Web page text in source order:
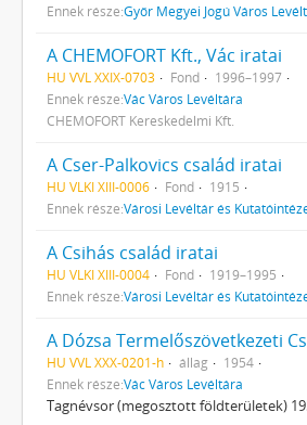
Ennek része:Győr Megyei Jogú Város
A CHEMOFORT Kft., Vác iratai
HU VVL XXIX-0703 Fond
1996–1997
Ennek része:Vác Város Levéltára
CHEMOFORT Kereskedelmi Kft.
A Cser-Palkovics család iratai
HU VLKI XIII-0006 Fond
1915
Ennek része:Városi Levéltár és
A Csihás család iratai
HU VLKI XIII-0004 Fond
1919–1995
Ennek része:Városi Levéltár és
A Dózsa Termelőszövetkezeti
HU VVL XXX-0201-h állag
1954
Ennek része:Vác Város Levéltára
Tagnévsor (megosztott földterületek)